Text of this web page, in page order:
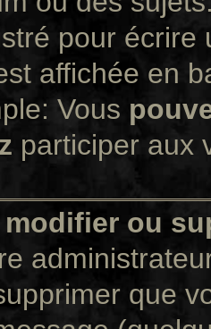
pour
affichée en
Vous
participer aux
modifier ou
que